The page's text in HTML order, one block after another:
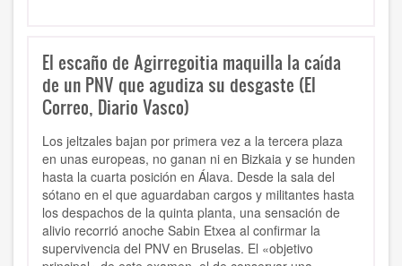
El escaño de Agirregoitia maquilla la caída
de un PNV que agudiza su desgaste (El
Correo, Diario Vasco)
Los jeltzales bajan por primera vez a la tercera plaza
en unas europeas, no ganan ni en Bizkaia y se hunden
hasta la cuarta posición en Álava. Desde la sala del
sótano en el que aguardaban cargos y militantes hasta
los despachos de la quinta planta, una sensación de
alivio recorrió anoche Sabin Etxea al confirmar la
supervivencia del PNV en Bruselas. El «objetivo